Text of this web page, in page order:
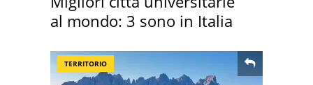
al mondo: 3 sono in Italia
TERRITORIO